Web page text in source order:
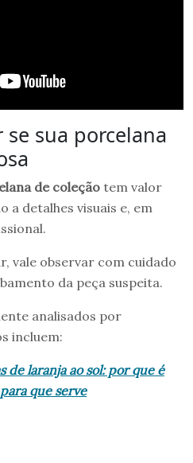
sua porcelana
de coleção tem valor
a detalhes visuais e, em
vale observar com cuidado
da peça suspeita.
analisados por
incluem:
de laranja ao sol: por que é
que serve